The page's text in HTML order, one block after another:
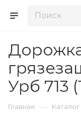
Урб 713
Главная — Каталог